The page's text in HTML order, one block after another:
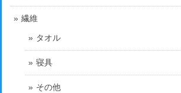
繊維
タオル
寝具
その他